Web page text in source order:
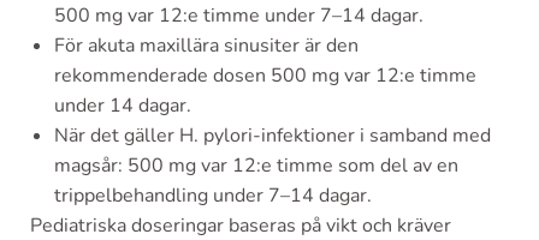
500 mg var 12:e timme under 7–14 dagar.
För akuta maxillära sinusiter är den
rekommenderade dosen 500 mg var 12:e timme
under 14 dagar.
När det gäller H. pylori-infektioner i samband med
magsår: 500 mg var 12:e timme som del av en
trippelbehandling under 7–14 dagar.
Pediatriska doseringar baseras på vikt och kräver